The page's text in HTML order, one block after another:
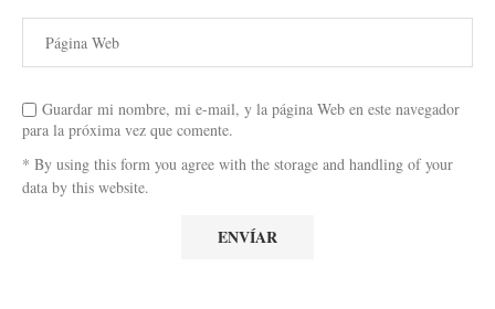
Guardar mi nombre, mi e-mail, y la página Web en este navegador
para la próxima vez que comente.
* By using this form you agree with the storage and handling of your
data by this website.